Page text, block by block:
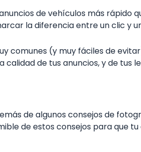
de vehículos más rápido
la diferencia entre un clic y
comunes (y muy fáciles de
de tus anuncios, y de tus
de algunos consejos de
de estos consejos para que